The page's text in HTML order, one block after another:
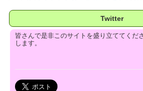
Twitter
皆さんで是非このサイトを盛り立ててくだ
します。